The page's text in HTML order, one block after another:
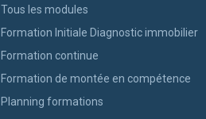
Tous les modules
Formation Initiale Diagnostic immobilier
Formation continue
Formation de montée en compétence
Planning formations